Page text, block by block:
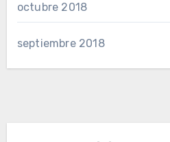
octubre 2018
septiembre 2018